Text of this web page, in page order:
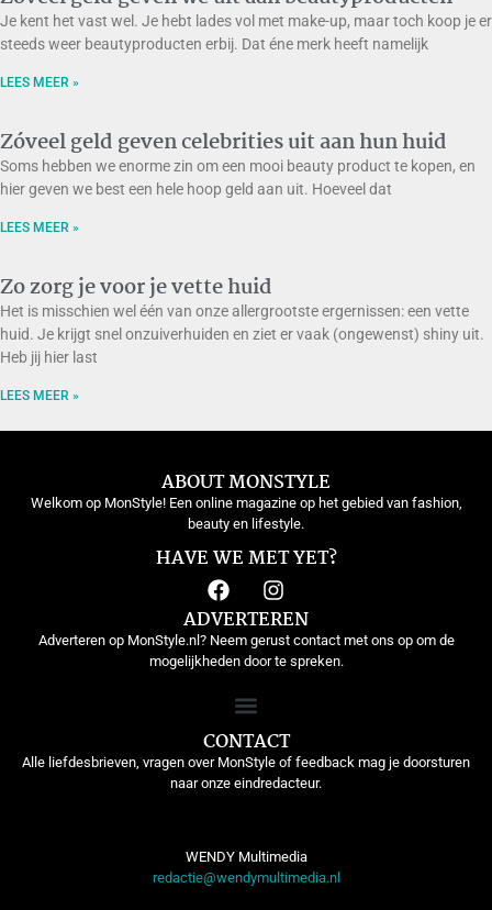
Je kent het vast wel. Je hebt lades vol met make-up, maar toch koop je er
steeds weer beautyproducten erbij. Dat éne merk heeft namelijk
LEES MEER »
Zóveel geld geven celebrities uit aan hun huid
Soms hebben we enorme zin om een mooi beauty product te kopen, en
hier geven we best een hele hoop geld aan uit. Hoeveel dat
LEES MEER »
Zo zorg je voor je vette huid
Het is misschien wel één van onze allergrootste ergernissen: een vette
huid. Je krijgt snel onzuiverhuiden en ziet er vaak (ongewenst) shiny uit.
Heb jij hier last
LEES MEER »
ABOUT MONSTYLE
Welkom op MonStyle! Een online magazine op het gebied van fashion,
beauty en lifestyle.
HAVE WE MET YET?
ADVERTEREN
Adverteren op MonStyle.nl? Neem gerust contact met ons op om de
mogelijkheden door te spreken.
CONTACT
Alle liefdesbrieven, vragen over MonStyle of feedback mag je doorsturen
naar onze eindredacteur.
WENDY Multimedia
redactie@wendymultimedia.nl